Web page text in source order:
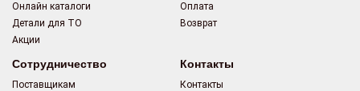
Онлайн каталоги
Детали для ТО
Акции
Оплата
Возврат
Сотрудничество
Поставщикам
Контакты
Контакты